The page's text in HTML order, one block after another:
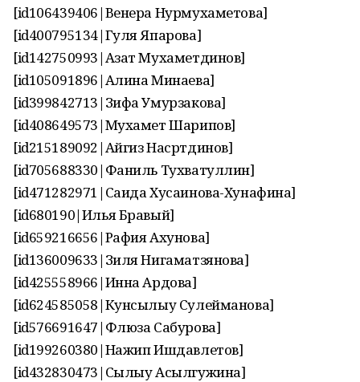
[id106439406|Венера Нурмухаметова]
[id400795134|Гуля Япарова]
[id142750993|Азат Мухаметдинов]
[id105091896|Алина Минаева]
[id399842713|Зифа Умурзакова]
[id408649573|Мухамет Шарипов]
[id215189092|Айгиз Насртдинов]
[id705688330|Фаниль Тухватуллин]
[id471282971|Саида Хусаинова-Хунафина]
[id680190|Илья Бравый]
[id659216656|Рафия Ахунова]
[id136009633|Зиля Нигаматзянова]
[id425558966|Инна Ардова]
[id624585058|Кунсылыу Сулейманова]
[id576691647|Флюза Сабурова]
[id199260380|Нажип Ишдавлетов]
[id432830473|Сылыу Асылгужина]